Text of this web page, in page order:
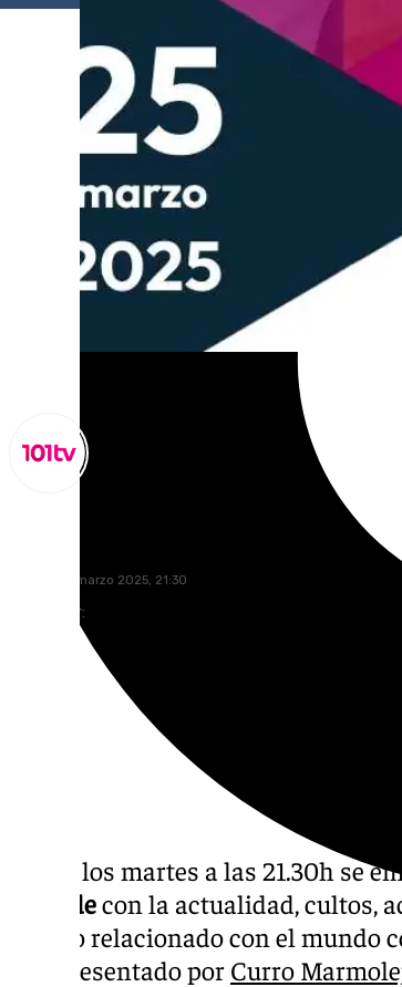
martes, 25 marzo 2025, 21:30
Compartir:
Todos los martes a las 21.30h se
Cofradecon la actualidad, cultos,
todo lo relacionado con el mundo
Sol. Presentado por Curro